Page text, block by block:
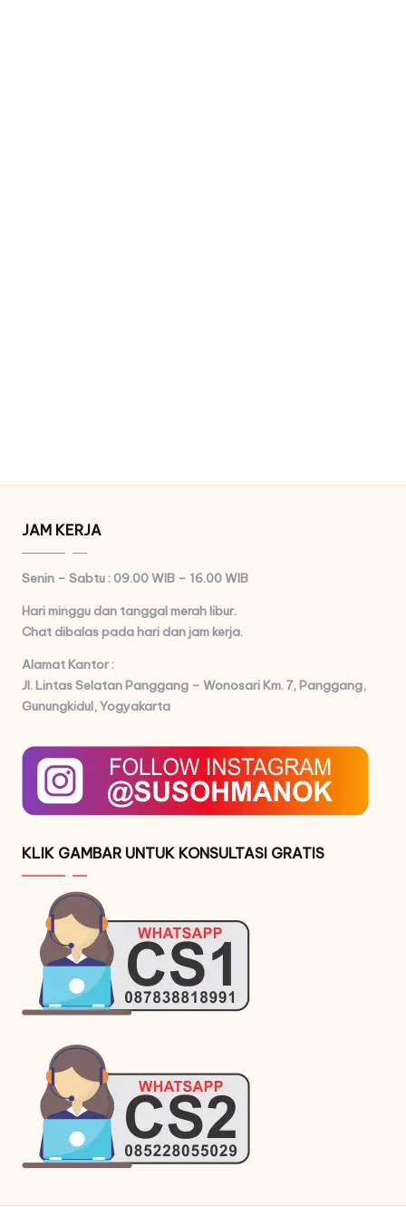
JAM KERJA
Senin – Sabtu : 09.00 WIB – 16.00 WIB
Hari minggu dan tanggal merah libur.
Chat dibalas pada hari dan jam kerja.
Alamat Kantor :
Jl. Lintas Selatan Panggang – Wonosari Km. 7,Panggang,
Gunungkidul, Yogyakarta
KLIK GAMBAR UNTUK KONSULTASI GRATIS